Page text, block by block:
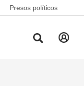
Presos políticos